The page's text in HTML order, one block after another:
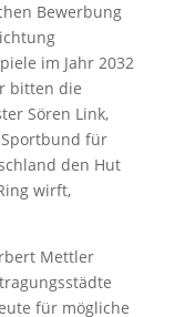
Bewerbung
im Jahr 2032
bitten die
Sören Link,
für
den Hut
wirft,
Mettler
für mögliche